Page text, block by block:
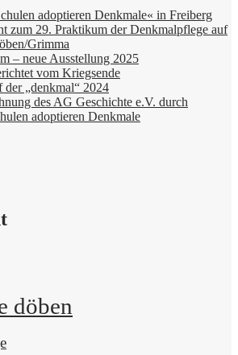
adoptieren Denkmale« in Freiberg
zum 29. Praktikum der Denkmalpflege auf
Grimma
– neue Ausstellung 2025
vom Kriegsende
der „denkmal“ 2024
des AG Geschichte e.V. durch
adoptieren Denkmale
döben